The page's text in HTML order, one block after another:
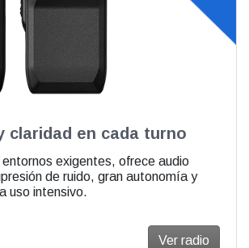
claridad en cada turno
entornos exigentes, ofrece audio
de ruido, gran autonomía y
uso intensivo.
Ver radio